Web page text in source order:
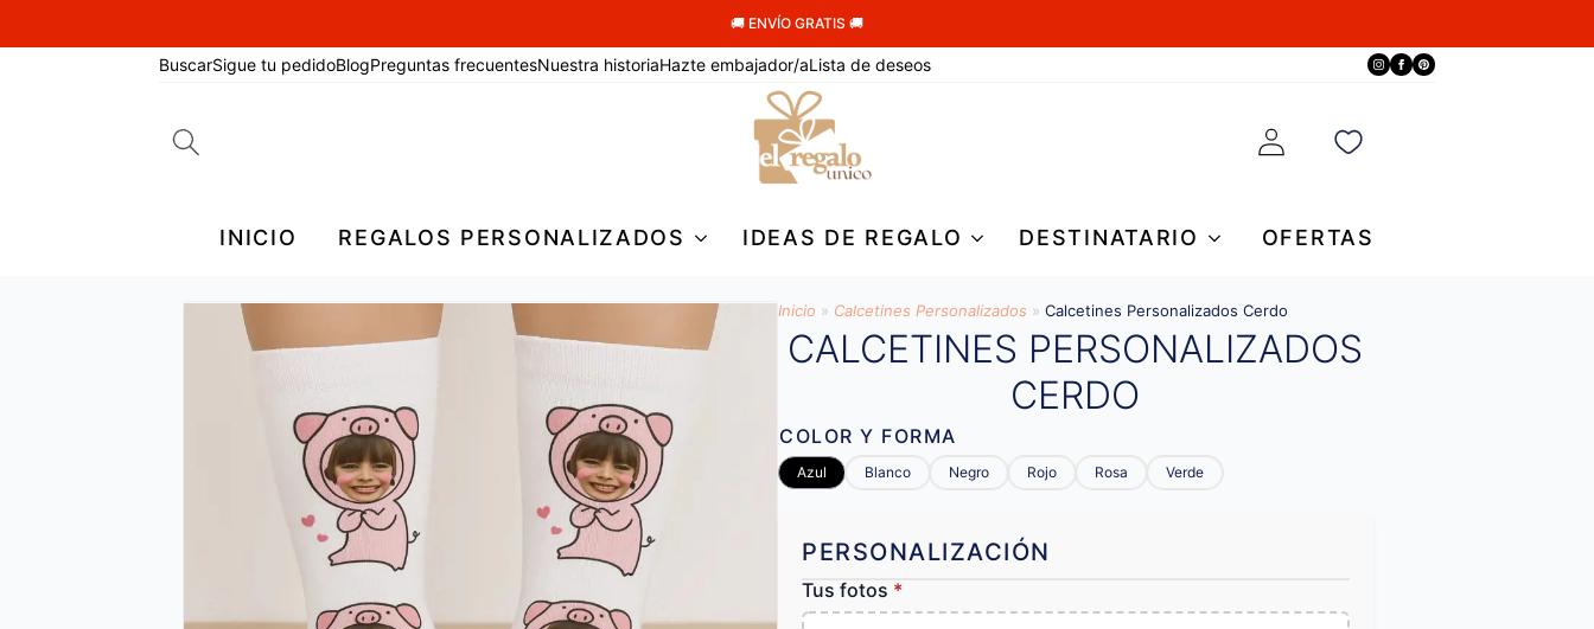
🚚 ENVÍO GRATIS 🚚
BuscarSigue tu pedidoBlogPreguntas frecuentesNuestra historiaHazte embajador/aLista de deseos
INICIO REGALOS PERSONALIZADOS IDEAS DE REGALO DESTINATARIO OFERTAS
Inicio » Calcetines Personalizados » Calcetines Personalizados Cerdo
CALCETINES PERSONALIZADOS
CERDO
COLOR Y FORMA
Azul Blanco Negro Rojo Rosa Verde
PERSONALIZACIÓN
Tus fotos *